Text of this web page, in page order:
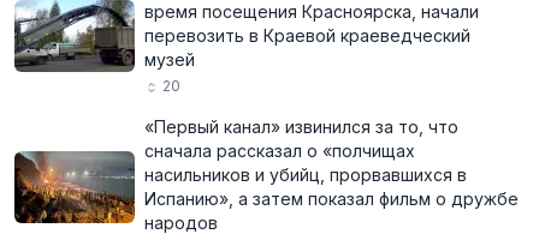
время посещения Красноярска, начали
перевозить в Краевой краеведческий
музей
20
«Первый канал» извинился за то, что
сначала рассказал о «полчищах
насильников и убийц, прорвавшихся в
Испанию», а затем показал фильм о дружбе
народов